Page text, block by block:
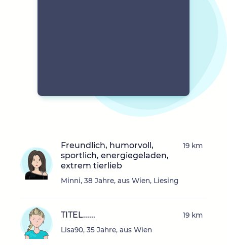
Freundlich, humorvoll,
sportlich, energiegeladen,
extrem tierlieb
Minni, 38 Jahre, aus Wien, Liesing
19 km
TITEL......
Lisa90, 35 Jahre, aus Wien
19 km